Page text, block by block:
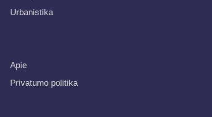
Urbanistika
Apie
Privatumo politika